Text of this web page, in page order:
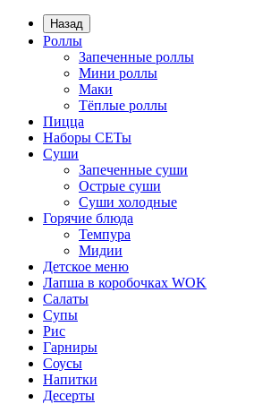
Назад
Роллы
Запеченные роллы
Мини роллы
Маки
Тёплые роллы
Пицца
Наборы СЕТы
Суши
Запеченные суши
Острые суши
Суши холодные
Горячие блюда
Темпура
Мидии
Детское меню
Лапша в коробочках WOK
Салаты
Супы
Рис
Гарниры
Соусы
Напитки
Десерты